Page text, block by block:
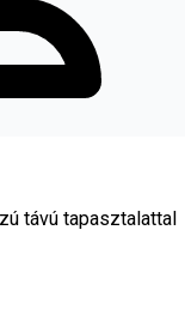
távú tapasztalattal